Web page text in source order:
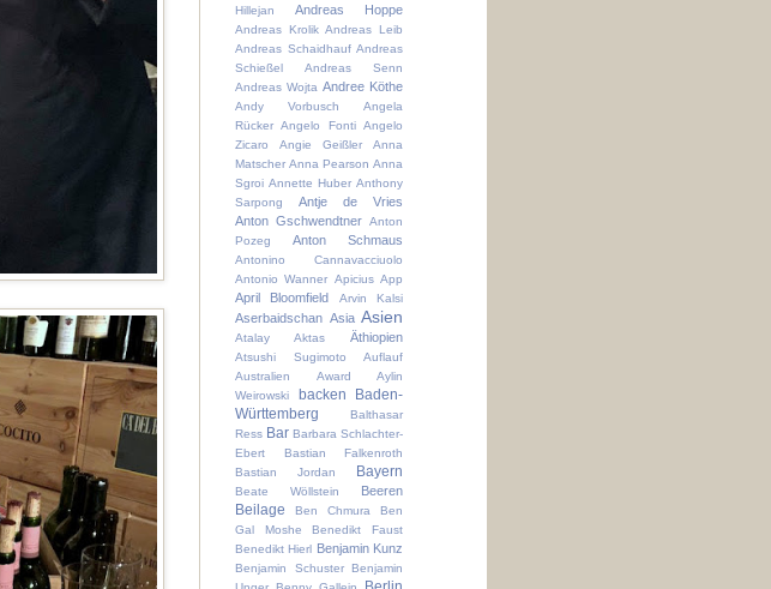
Hillejan
Andreas Hoppe
Andreas Krolik Andreas Leib
Andreas Schaidhauf Andreas
Schießel
Andreas Senn
Andreas Wojta Andree Köthe
Andy Vorbusch
Angela
Rücker Angelo Fonti Angelo
Zicaro
Angie Geißler
Anna
Matscher Anna Pearson Anna
Sgroi Annette Huber Anthony
Sarpong
Antje de Vries
Anton Gschwendtner Anton
Pozeg
Anton Schmaus
Antonino Cannavacciuolo
Antonio Wanner Apicius App
April Bloomfield Arvin Kalsi
Aserbaidschan Asia Asien
Atalay Aktas Äthiopien
Atsushi Sugimoto
Auflauf
Australien
Award
Aylin
Weirowski
backen
Baden-
Württemberg
Balthasar
Ress Bar Barbara Schlachter-
Ebert
Bastian Falkenroth
Bastian Jordan
Bayern
Beate Wöllstein Beeren
Beilage Ben Chmura
Ben
Gal Moshe
Benedikt Faust
Benedikt Hierl Benjamin Kunz
Benjamin Schuster
Benjamin